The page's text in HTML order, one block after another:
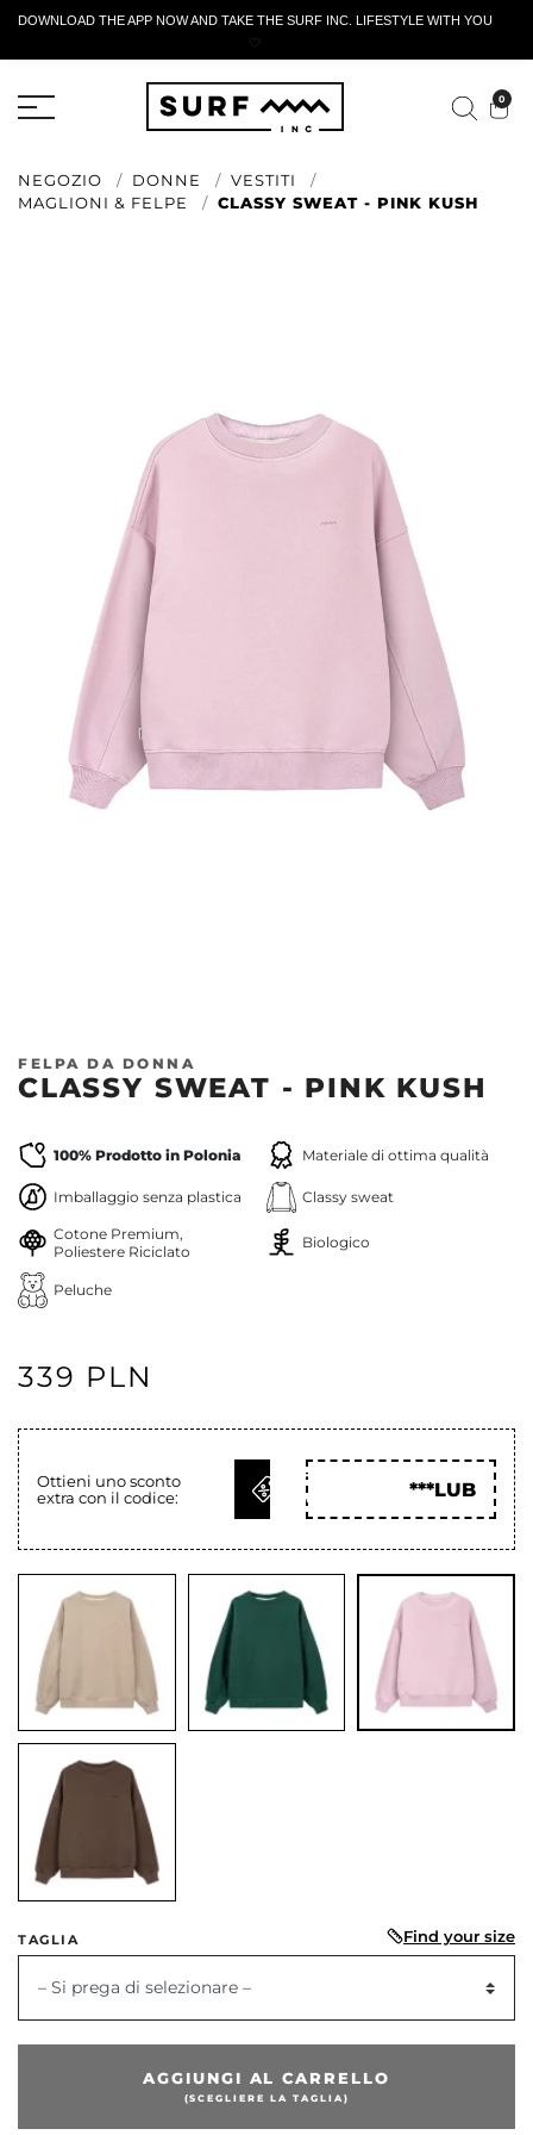
DOWNLOAD THE APP NOW AND TAKE THE SURF INC. LIFESTYLE WITH YOU
🤍
0
NEGOZIO DONNE
VESTITI
MAGLIONI & FELPE
CLASSY SWEAT - PINK KUSH
Precedente
FELPA DA DONNA
CLASSY SWEAT - PINK KUSH
100% Prodotto in Polonia Materiale di ottima qualità
Imballaggio senza plastica Classy sweat
Cotone Premium,
Poliestere Riciclato
Biologico
Peluche
339 PLN
Ottieni uno sconto
extra con il codice:
OTTIENI
COD
***LUB
TAGLIA Find your size
– Si prega di selezionare –
AGGIUNGI AL CARRELLO
(SCEGLIERE LA TAGLIA)
MODULO DI RESTITUZIONE ATTIVO